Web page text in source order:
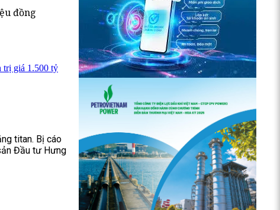
đồng
trị giá 1.500 tỷ
titan. Bị cáo
Đầu tư Hưng